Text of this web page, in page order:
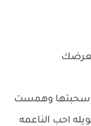
سحبتها وهمست
احب الناعمه